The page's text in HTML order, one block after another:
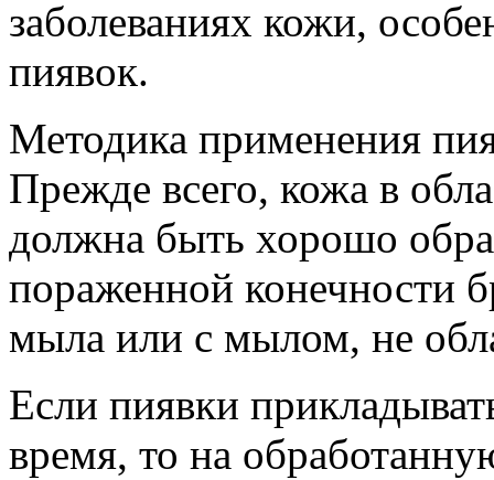
заболеваниях кожи,
пиявок.
Методика применения
Прежде всего, кожа в
должна быть хорошо
пораженной конечности
мыла или с мылом, не
Если пиявки
время, то на